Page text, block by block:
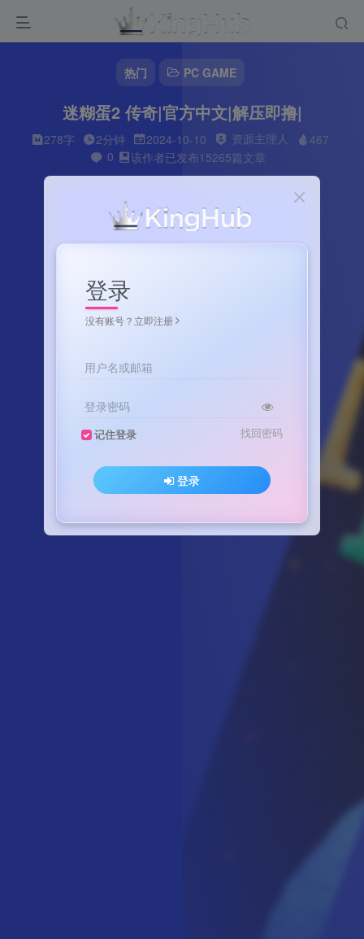
热门 PC GAME
迷糊蛋2 传奇|官方中文|解压即撸|
278字 2分钟 2024-10-10 资源主理人
467
0
该作者已发布15265篇文章
登录
没有账号？立即注册
用户名或邮箱
登录密码
记住登录 找回密码
登录